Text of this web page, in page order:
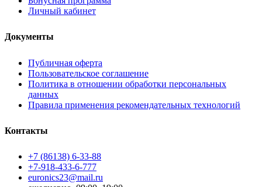
Личный кабинет
Документы
Публичная оферта
Пользовательское соглашение
Политика в отношении обработки персональных
данных
Правила применения рекомендательных технологий
Контакты
+7 (86138) 6-33-88
+7-918-433-6-777
euronics23@mail.ru